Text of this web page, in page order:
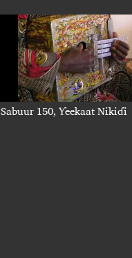
Sabuur 150, Ƴeekaat Nikiɗi